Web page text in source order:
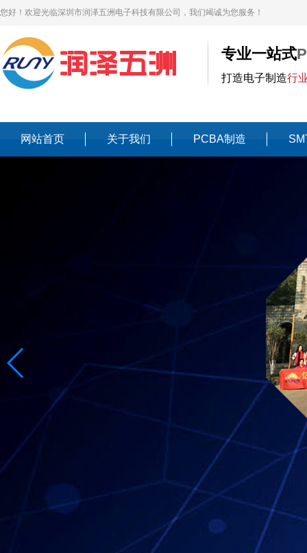
您好！欢迎光临深圳市润泽五洲电子科技有限公司，我们竭诚为您服务！
专业一站式
打造电子制造行
网站首页 关于我们 PCBA制造